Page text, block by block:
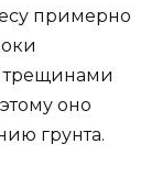
примерно
трещинами
оно
грунта.